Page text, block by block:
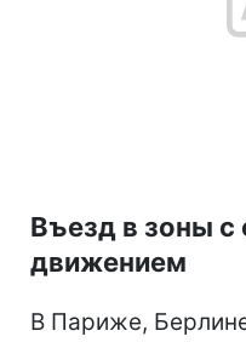
Въезд в зоны с
движением
В Париже,